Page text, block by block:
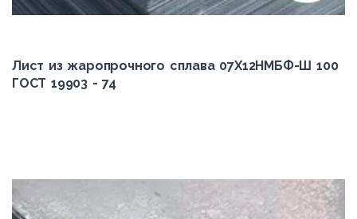
Лист из жаропрочного сплава 07Х12НМБФ-Ш 100
ГОСТ 19903 - 74